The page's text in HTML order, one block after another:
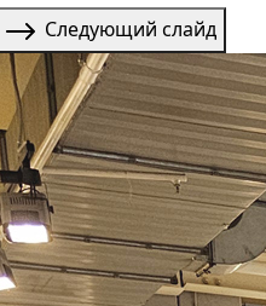
Следующий слайд